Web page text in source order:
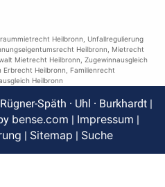
Heilbronn
Unfallregulierung
Heilbronn
Mietrecht
Mietrecht Heilbronn Zugewinnausgleich
Erbrecht Heilbronn
Familienrecht
Heilbronn
Späth · Uhl · Burkhardt |
bense.com | Impressum |
| Sitemap | Suche